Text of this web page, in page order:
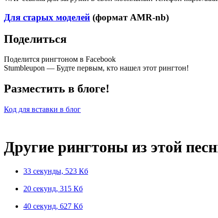
Для старых моделей (формат AMR-nb)
Поделиться
Поделится рингтоном в Facebook
Stumbleupon — Будте первым, кто нашел этот рингтон!
Разместить в блоге!
Код для вставки в блог
Другие рингтоны из этой
33 секунды, 523 Кб
20 секунд, 315 Кб
40 секунд, 627 Кб